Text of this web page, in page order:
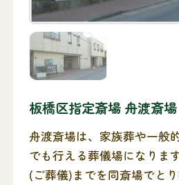
板橋区指定斎場 舟渡斎場
舟渡斎場は、家族葬や一般
でも行える葬儀場になりま
(ご葬儀)までを同斎場でと